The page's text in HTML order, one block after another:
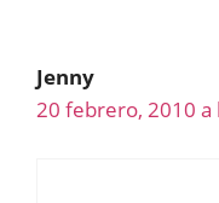
Jenny
20 febrero, 2010 a